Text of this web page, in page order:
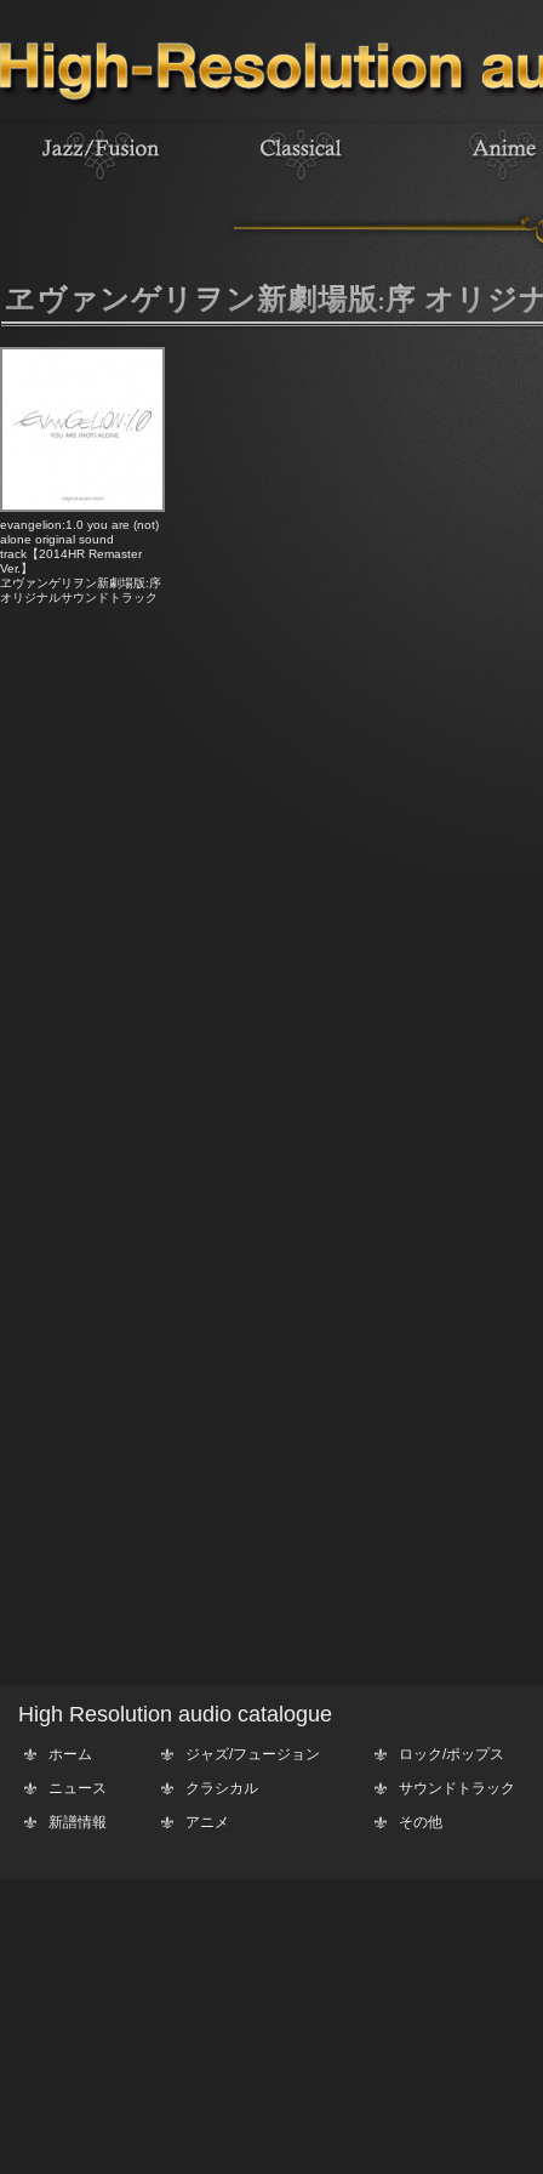
ヱヴァンゲリヲン新劇場版:序 オリジ
evangelion:1.0 you are (not)
alone original sound
track【2014HR Remaster
Ver.】
ヱヴァンゲリヲン新劇場版:序
オリジナルサウンドトラック
High Resolution audio catalogue
ホーム
ニュース
新譜情報
ジャズ/フュージョン
クラシカル
アニメ
ロック/ポップス
サウンドトラック
その他